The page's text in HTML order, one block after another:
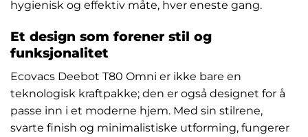
hygienisk og effektiv måte, hver eneste gang.
Et design som forener stil og
funksjonalitet
Ecovacs Deebot T80 Omni er ikke bare en
teknologisk kraftpakke; den er også designet for å
passe inn i et moderne hjem. Med sin stilrene,
svarte finish og minimalistiske utforming, fungerer